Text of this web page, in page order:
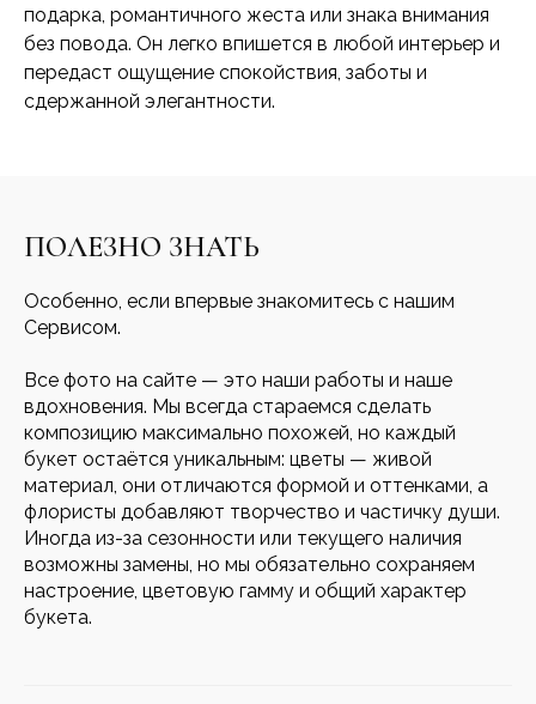
подарка, романтичного жеста или знака внимания
без повода. Он легко впишется в любой интерьер и
передаст ощущение спокойствия, заботы и
сдержанной элегантности.
ПОЛЕЗНО ЗНАТЬ
Особенно, если впервые знакомитесь с нашим
Сервисом.
Все фото на сайте — это наши работы и наше
вдохновения. Мы всегда стараемся сделать
композицию максимально похожей, но каждый
букет остаётся уникальным: цветы — живой
материал, они отличаются формой и оттенками, а
флористы добавляют творчество и частичку души.
Иногда из-за сезонности или текущего наличия
возможны замены, но мы обязательно сохраняем
настроение, цветовую гамму и общий характер
букета.